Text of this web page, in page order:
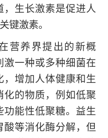
生长激素是促进人
键激素。
营养界提出的新概
一种或多种细菌在
增加人体健康和生
的物质，例如低聚
能性低聚糖。益生
等消化酶分解，但